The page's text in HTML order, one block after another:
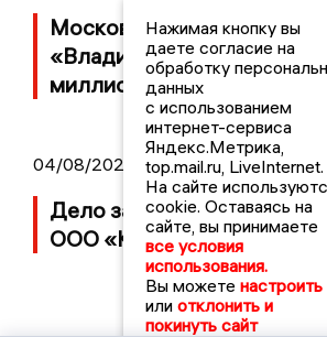
Московский ЧОП подал иск
«Владимирскому
миллионов рублей
04/08/2026 15:40
Дело застройщика ЖК
ООО «Капитал Строй»
Нажимая кнопку вы
даете согласие на
обработку
данных
с использованием
интернет-сервиса
Яндекс.Метрика,
top.mail.ru, LiveInternet.
На сайте
cookie. Оставаясь на
сайте, вы принимаете
все условия
использования.
Вы можете настроить
или отклонить и
покинуть сайт